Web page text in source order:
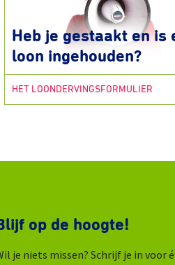
Heb je gestaakt en is
loon ingehouden?
HET LOONDERVINGSFORMULIER
op de hoogte!
je niets missen? Schrijf je in voor